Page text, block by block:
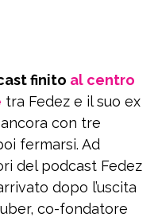
finito al centro
tra Fedez e il suo ex
con tre
fermarsi. Ad
del podcast Fedez
dopo l’uscita
co-fondatore